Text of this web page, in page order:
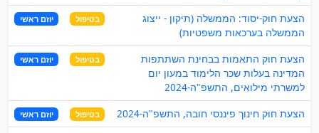
הצעת חוק-יסוד: הממשלה (תיקון - ייצוג
הממשלה בערכאות משפטיות)
בטיפול יוזם ראשי
הצעת חוק התאמות בבחינת השתתפות
המדינה בעלות שכר הלימוד במעון יום
למשרתי מילואים, התשפ"ה-2024
בטיפול יוזם ראשי
הצעת חוק חינוך פיננסי חובה, התשפ"ה-2024 בטיפול יוזם ראשי